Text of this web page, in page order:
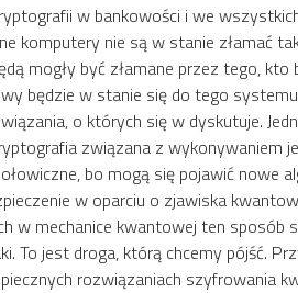
w bankowości i we
komputery nie są w stanie złamać
mogły być złamane przez tego,
będzie w stanie się do tego
o których się w dyskutuje.
związana z
bo mogą się pojawić nowe
w oparciu o zjawiska
w mechanice kwantowej ten
To jest droga, którą chcemy pójść.
rozwiązaniach szyfrowania